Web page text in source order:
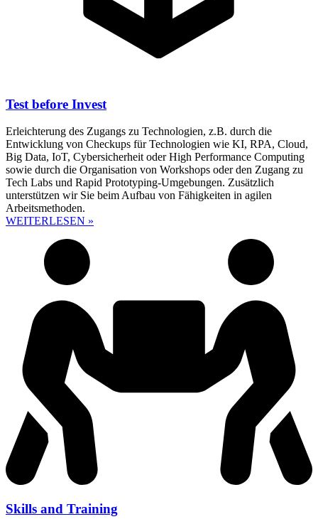
Test before Invest
Erleichterung des Zugangs zu Technologien, z.B. durch die
Entwicklung von Checkups für Technologien wie KI, RPA, Cloud,
Big Data, IoT, Cybersicherheit oder High Performance Computing
sowie durch die Organisation von Workshops oder den Zugang zu
Tech Labs und Rapid Prototyping-Umgebungen. Zusätzlich
unterstützen wir Sie beim Aufbau von Fähigkeiten in agilen
Arbeitsmethoden.
WEITERLESEN »
Skills and Training